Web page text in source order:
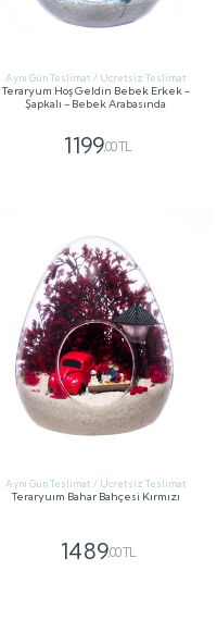
Aynı Gün Teslimat / Ücretsiz Teslimat
Teraryum Hoş Geldin Bebek Erkek -
Şapkalı - Bebek Arabasında
1199,00 TL
Aynı Gün Teslimat / Ücretsiz Teslimat
Teraryuım Bahar Bahçesi Kırmızı
1489,00 TL